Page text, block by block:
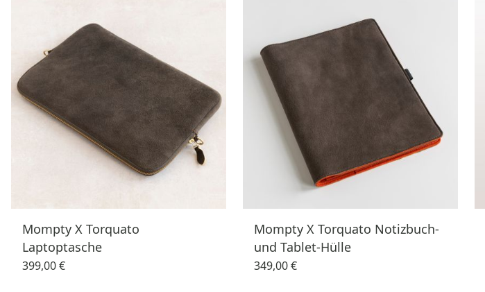
Mompty X Torquato
Laptoptasche
399,00 €
Mompty X Torquato Notizbuch-
und Tablet-Hülle
349,00 €